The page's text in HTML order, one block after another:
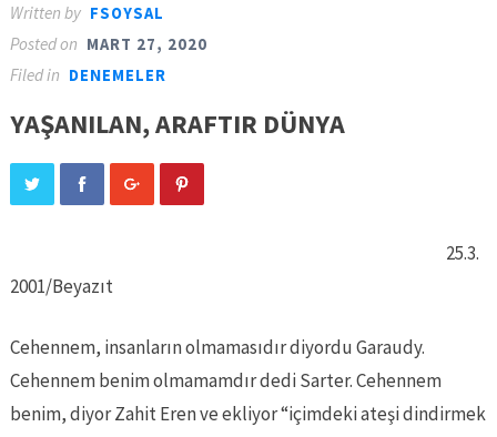
Written by FSOYSAL
Posted on MART 27, 2020
Filed in DENEMELER
YAŞANILAN, ARAFTIR DÜNYA
25.3.
2001/Beyazıt
Cehennem, insanların olmamasıdır diyordu Garaudy.
Cehennem benim olmamamdır dedi Sarter. Cehennem
benim, diyor Zahit Eren ve ekliyor “içimdeki ateşi dindirmek